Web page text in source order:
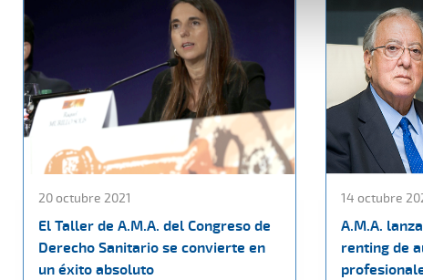
20 octubre 2021
El Taller de A.M.A. del Congreso de
Derecho Sanitario se convierte en
un éxito absoluto
14 octubre
A.M.A.
renting de